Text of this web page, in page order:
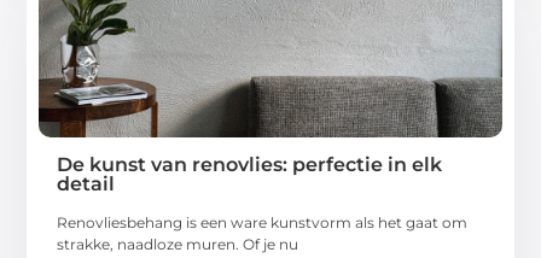
De kunst van renovlies: perfectie in elk
detail
Renovliesbehang is een ware kunstvorm als het gaat om
strakke, naadloze muren. Of je nu